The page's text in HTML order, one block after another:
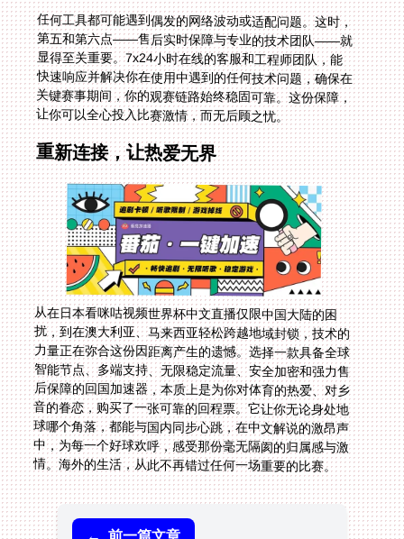
任何工具都可能遇到偶发的网络波动或适配问题。这时，
第五和第六点——售后实时保障与专业的技术团队——就
显得至关重要。7x24小时在线的客服和工程师团队，能
快速响应并解决你在使用中遇到的任何技术问题，确保在
关键赛事期间，你的观赛链路始终稳固可靠。这份保障，
让你可以全心投入比赛激情，而无后顾之忧。
重新连接，让热爱无界
从在日本看咪咕视频世界杯中文直播仅限中国大陆的困
扰，到在澳大利亚、马来西亚轻松跨越地域封锁，技术的
力量正在弥合这份因距离产生的遗憾。选择一款具备全球
智能节点、多端支持、无限稳定流量、安全加密和强力售
后保障的回国加速器，本质上是为你对体育的热爱、对乡
音的眷恋，购买了一张可靠的回程票。它让你无论身处地
球哪个角落，都能与国内同步心跳，在中文解说的激昂声
中，为每一个好球欢呼，感受那份毫无隔阂的归属感与激
情。海外的生活，从此不再错过任何一场重要的比赛。
← 前一篇文章